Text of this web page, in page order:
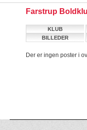
Farstrup
KLUB
BILLEDER
Der er ingen poster i